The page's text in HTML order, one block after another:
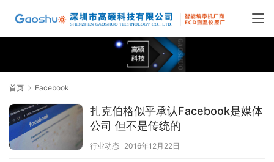
首页 Facebook
扎克伯格似乎承认Facebook是媒体
公司 但不是传统的
行业动态 2016年12月22日